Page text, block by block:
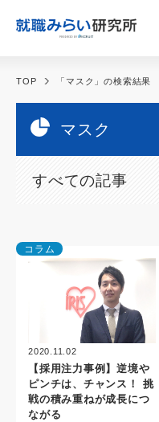
TOP 「マスク」の検索結果
マスク
すべての記事
コラム
2020.11.02
【採用注力事例】逆境や
ピンチは、チャンス！ 挑
戦の積み重ねが成長につ
ながる